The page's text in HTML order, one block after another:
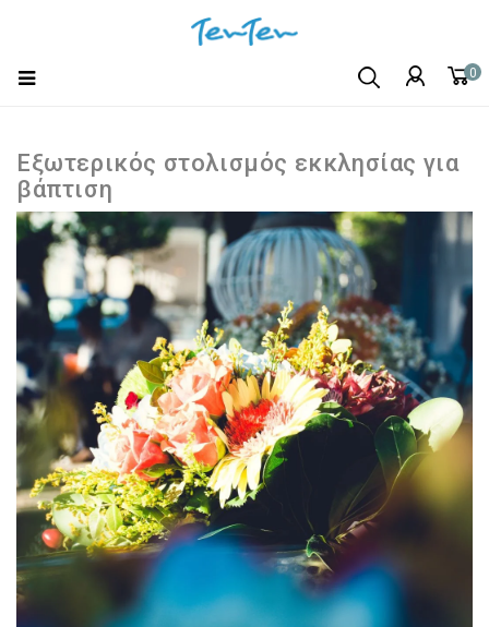
0
Εξωτερικός στολισμός εκκλησίας για
βάπτιση